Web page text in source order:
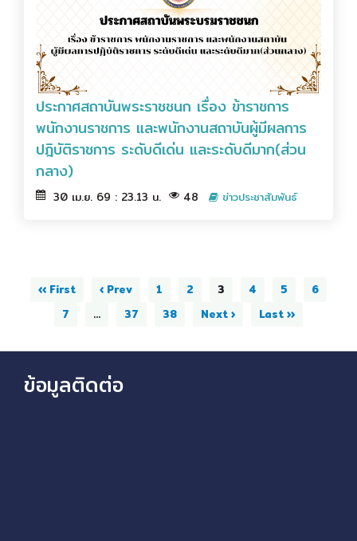
ประกาศสถาบันพระราชชนก เรื่อง ข้าราชการ
พนักงานราชการ และพนักงานสถาบันผู้มีผลการ
ปฎิบัติราชการ ระดับดีเด่น และระดับดีมาก(ส่วน
กลาง)
30 เม.ย. 69 : 23.13 น. 48 ข่าวประชาสัมพันธ์
‹‹ First ‹ Prev 1 2 3 4 5
6
7
... 37 38 Next › Last ››
ข้อมูลติดต่อ